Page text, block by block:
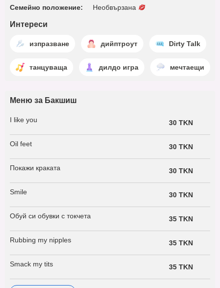
Семейно положение: Необвързана
Интереси
изпразване дийптроут Dirty Talk
танцуваща дилдо игра мечтаещи
Меню за Бакшиш
I like you 30 TKN
Oil feet 30 TKN
Покажи краката 30 TKN
Smile 30 TKN
Обуй си обувки с токчета 35 TKN
Rubbing my nipples 35 TKN
Smack my tits 35 TKN